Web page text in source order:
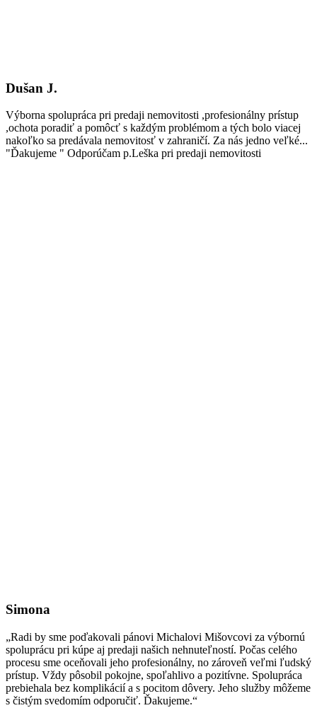
Dušan J.
Výborna spolupráca pri predaji nemovitosti ,profesionálny prístup
,ochota poradiť a pomôcť s každým problémom a tých bolo viacej
nakoľko sa predávala nemovitosť v zahraničí. Za nás jedno veľké...
"Ďakujeme " Odporúčam p.Leška pri predaji nemovitosti
Simona
„Radi by sme poďakovali pánovi Michalovi Mišovcovi za výbornú
spoluprácu pri kúpe aj predaji našich nehnuteľností. Počas celého
procesu sme oceňovali jeho profesionálny, no zároveň veľmi ľudský
prístup. Vždy pôsobil pokojne, spoľahlivo a pozitívne. Spolupráca
prebiehala bez komplikácií a s pocitom dôvery. Jeho služby môžeme
s čistým svedomím odporučiť. Ďakujeme.“